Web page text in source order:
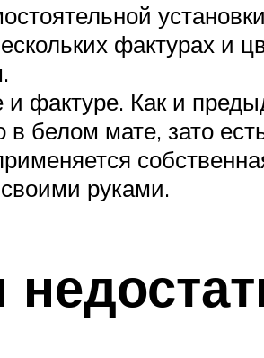
фактурах и
и фактуре. Как и
белом мате, зато
руками.